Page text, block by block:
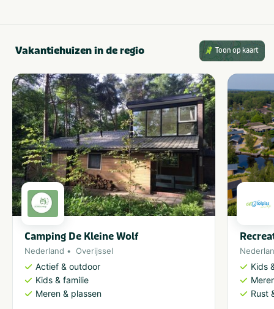
Vakantiehuizen in de regio Toon op kaart
Camping De Kleine Wolf
Nederland Overijssel
Actief & outdoor
Kids & familie
Meren & plassen
Kids
Rust